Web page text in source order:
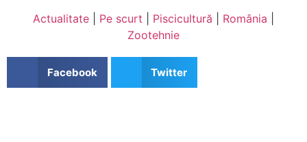
Actualitate Pe scurt Piscicultură România
Zootehnie
Facebook Twitter